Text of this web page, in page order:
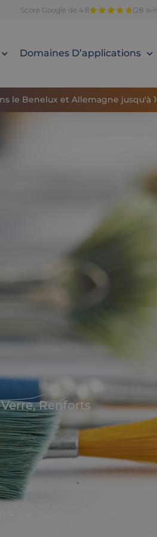
Score Google de 4.8 (28
Domaines D’applications
le Benelux et Allemagne jusqu'à
,Renforts